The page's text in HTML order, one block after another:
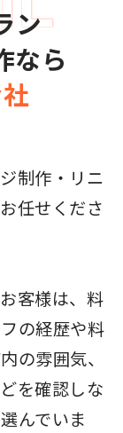
ン
なら
制作・リニ
任せくださ
客様は、料
の経歴や料
の雰囲気、
を確認しな
んでいま